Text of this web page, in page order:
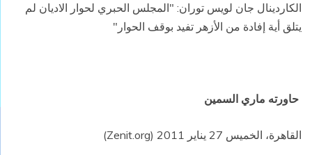
الكاردينال جان لويس توران: "المجلس الحبري لحوار الاديان لم
يتلق أية إفادة من الأزهر تفيد بوقف الحوار"
حاورته ماري السمين
القاهرة، الخميس 27 يناير 2011 ( Zenit.org
)